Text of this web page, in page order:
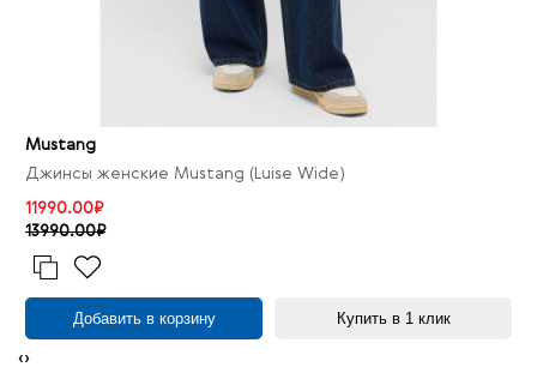
Mustang
Джинсы женские Mustang (Luise Wide)
11990.00₽
13990.00₽
Добавить в корзину Купить в 1 клик
‹›